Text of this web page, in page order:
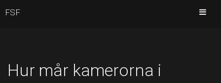
Hur mår kamerorna i
FSF